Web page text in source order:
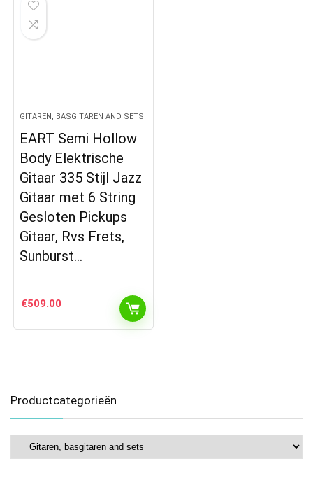
GITAREN, BASGITAREN AND SETS
EART Semi Hollow
Body Elektrische
Gitaar 335 Stijl Jazz
Gitaar met 6 String
Gesloten Pickups
Gitaar, Rvs Frets,
Sunburst…
€509.00
Productcategorieën